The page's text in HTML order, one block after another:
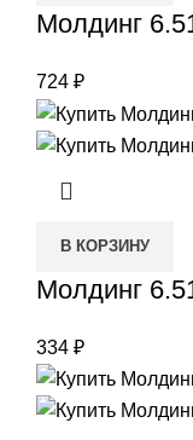
Молдинг
724 ₽
В КОРЗИНУ
Молдинг
334 ₽